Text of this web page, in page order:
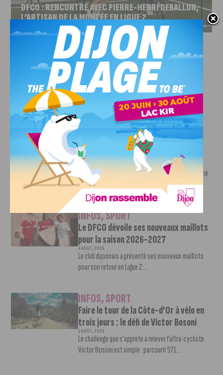
DFCO : RENCONTRE AVEC PIERRE-HENRI DEBALLON,
L’ARTISAN DE LA MONTÉE EN LIGUE 2
INFOS, SPORT
DFCO : Rencontre avec Pierre-Henri
Deballon, l’artisan de la montée en
Ligue 2
7 AOÛT, 2026
Le DFCO est de retour en Ligue 2 après trois ans
d’absence. La saison...
INFOS , SPORT
Nouvelle arrivée à la JDA Basket,
Shevon Thompson est dijonnais
7 AOÛT, 2026
Le mercato estival de la JDA n’est pas encore terminé.
Une nouvelle recrue vient...
INFOS,SPORT
Le DFCO dévoile ses nouveaux maillots
pour la saison 2026-2027
6 AOÛT, 2026
Le club dijonnais a présenté ses nouveaux maillots
pour son retour en Ligue 2....
INFOS,SPORT
Faire le tour de la Côte-d’Or à vélo en
trois jours : le défi de Victor Bosoni
5 AOÛT, 2026
Le challenge que s’apprête à relever l’ultra-cycliste
Victor Bosoni est simple : parcourir 571...